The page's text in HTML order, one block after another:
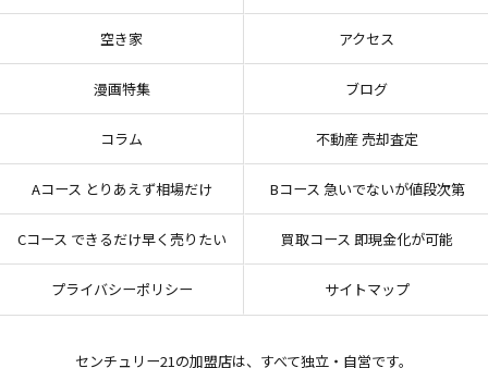
空き家 アクセス
漫画特集 ブログ
コラム 不動産 売却査定
Aコース とりあえず相場だけ Bコース 急いでないが値段次第
Cコース できるだけ早く売りたい 買取コース 即現金化が可能
プライバシーポリシー サイトマップ
センチュリー21の加盟店は、すべて独立・自営です。